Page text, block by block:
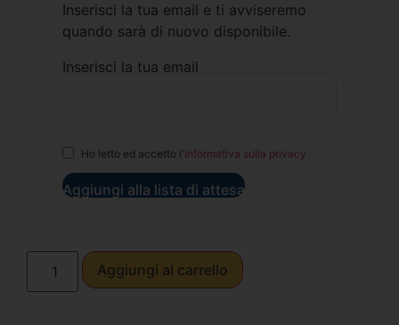
Inserisci la tua email e ti avviseremo
quando sarà di nuovo disponibile.
Inserisci la tua email
Ho letto ed accetto l'Informativa sulla privacy
Aggiungi alla lista di attesa
Aggiungi al carrello